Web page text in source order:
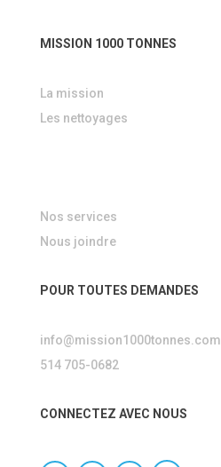
MISSION 1000 TONNES
La mission
Les nettoyages
Nos services
Nous joindre
POUR TOUTES DEMANDES
info@mission1000tonnes.com
514 705-0682
CONNECTEZ AVEC NOUS